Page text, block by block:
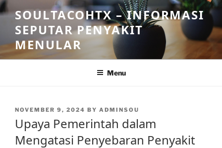
Skip
to
content
SOULTACOHTX – INFORMASI
SEPUTAR PENYAKIT
MENULAR
Menu
POSTED
NOVEMBER 9, 2024 BY ADMINSOU
Upaya Pemerintah dalam
Mengatasi Penyebaran Penyakit